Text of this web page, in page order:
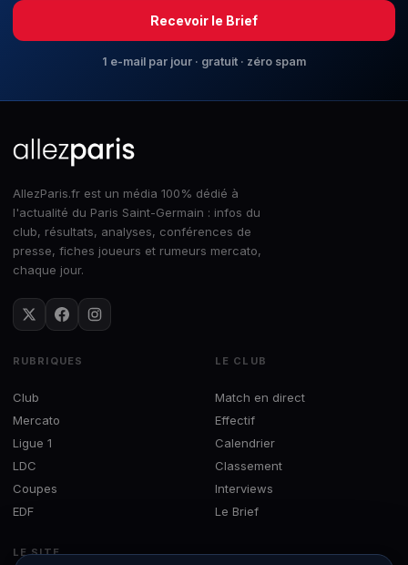
Recevoir le Brief
1 e-mail par jour · gratuit · zéro spam
AllezParis.fr est un média 100% dédié à
l'actualité du Paris Saint-Germain : infos du
club, résultats, analyses, conférences de
presse, fiches joueurs et rumeurs mercato,
chaque jour.
RUBRIQUES
Club
Mercato
Ligue 1
LDC
Coupes
EDF
LE CLUB
Match en direct
Effectif
Calendrier
Classement
Interviews
Le Brief
LE SITE